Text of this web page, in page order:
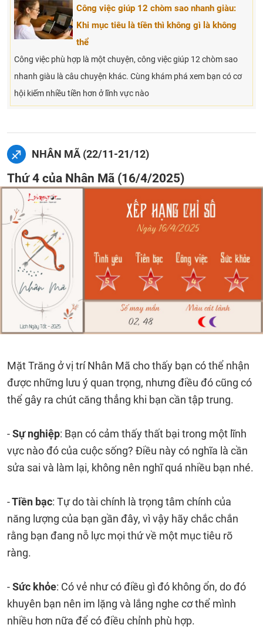
Công việc giúp 12 chòm sao nhanh giàu:
Khi mục tiêu là tiền thì không gì là không
thể
Công việc phù hợp là một chuyện, công việc giúp 12 chòm sao
nhanh giàu là câu chuyện khác. Cùng khám phá xem bạn có cơ
hội kiếm nhiều tiền hơn ở lĩnh vực nào
NHÂN MÃ (22/11-21/12)
Thứ 4 của Nhân Mã (16/4/2025)
Mặt Trăng ở vị trí Nhân Mã cho thấy bạn có thể nhận
được những lưu ý quan trọng, nhưng điều đó cũng có
thể gây ra chút căng thẳng khi bạn cần tập trung.
-Sự nghiệp: Bạn có cảm thấy thất bại trong một lĩnh
vực nào đó của cuộc sống? Điều này có nghĩa là cần
sửa sai và làm lại, không nên nghĩ quá nhiều bạn nhé.
-Tiền bạc: Tự do tài chính là trọng tâm chính của
năng lượng của bạn gần đây, vì vậy hãy chắc chắn
rằng bạn đang nỗ lực mọi thứ về một mục tiêu rõ
ràng.
-Sức khỏe: Có vẻ như có điều gì đó không ổn, do đó
khuyên bạn nên im lặng và lắng nghe cơ thể mình
nhiều hơn nữa để có điều chỉnh phù hợp.